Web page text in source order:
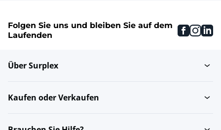
Folgen Sie uns und bleiben Sie auf dem
Laufenden
Über Surplex
Kaufen oder Verkaufen